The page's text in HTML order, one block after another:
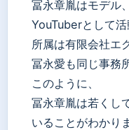
冨永章胤はモデル
YouTuberとして活
所属は有限会社エ
冨永愛も同じ事務
このように、
冨永章胤は若くし
いることがわかり